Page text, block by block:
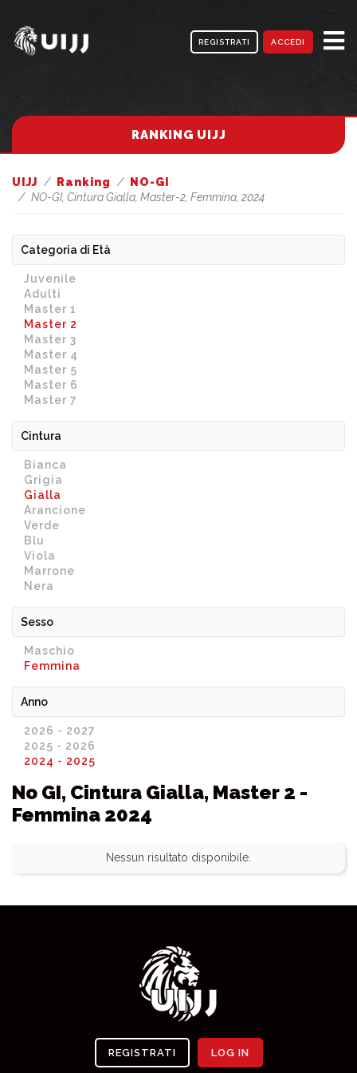
REGISTRATI ACCEDI
RANKING UIJJ
UIJJ Ranking
NO-GI
NO-GI, Cintura Gialla, Master-2, Femmina, 2024
Categoria di Età
Juvenile
Adulti
Master 1
Master 2
Master 3
Master 4
Master 5
Master 6
Master 7
Cintura
Bianca
Grigia
Gialla
Arancione
Verde
Blu
Viola
Marrone
Nera
Sesso
Maschio
Femmina
Anno
2026 - 2027
2025 - 2026
2024 - 2025
No GI, Cintura Gialla, Master 2 -
Femmina 2024
Nessun risultato disponibile.
REGISTRATI LOG IN